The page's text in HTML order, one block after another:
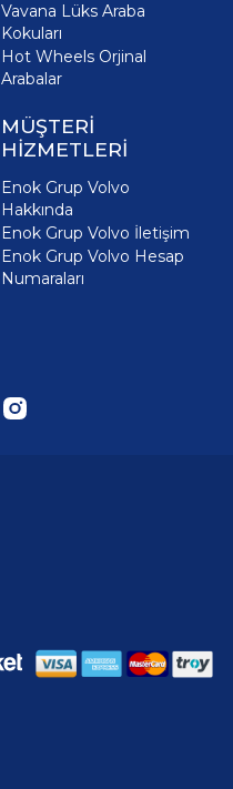
Vavana Lüks Araba
Kokuları
Hot Wheels Orjinal
Arabalar
MÜŞTERİ
HİZMETLERİ
Enok Grup Volvo
Hakkında
Enok Grup Volvo İletişim
Enok Grup Volvo Hesap
Numaraları